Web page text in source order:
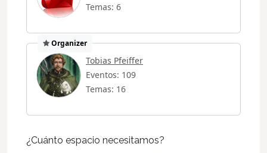
Temas: 6
Organizer
Tobias Pfeiffer
Eventos: 109
Temas: 16
¿Cuánto espacio necesitamos?